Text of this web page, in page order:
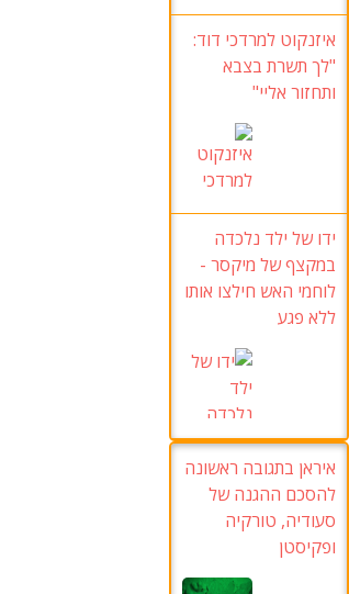
איזנקוט למרדכי דוד:
"לך תשרת בצבא
ותחזור אליי"
ידו של ילד נלכדה
במקצף של מיקסר -
לוחמי האש חילצו אותו
ללא פגע
איראן בתגובה ראשונה
להסכם ההגנה של
סעודיה, טורקיה
ופקיסטן